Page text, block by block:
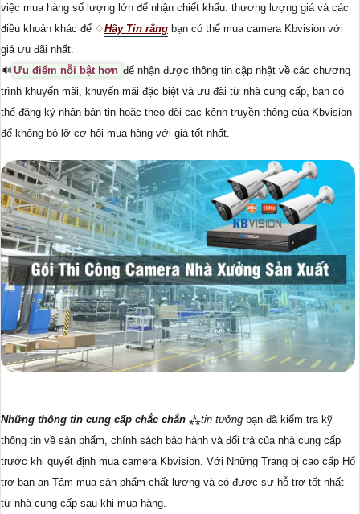
việc mua hàng số lượng lớn để nhận chiết khấu. thương lượng giá và các
điều khoản khác để ♢Hãy Tin rằng bạn có thể mua camera Kbvision với
giá ưu đãi nhất.
🔊 Ưu điểm nỗi bật hơn để nhận được thông tin cập nhật về các chương
trình khuyến mãi, khuyến mãi đặc biệt và ưu đãi từ nhà cung cấp, bạn có
thể đăng ký nhận bản tin hoặc theo dõi các kênh truyền thông của Kbvision
để không bỏ lỡ cơ hội mua hàng với giá tốt nhất.
Những thông tin cung cấp chắc chắn ⁂tin tưởng bạn đã kiểm tra kỹ
thông tin về sản phẩm, chính sách bảo hành và đổi trả của nhà cung cấp
trước khi quyết định mua camera Kbvision. Với Những Trang bị cao cấp Hổ
trợ bạn an Tâm mua sản phẩm chất lượng và có được sự hỗ trợ tốt nhất
từ nhà cung cấp sau khi mua hàng.